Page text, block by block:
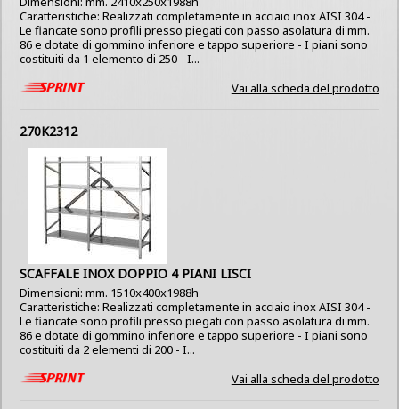
Caratteristiche: Realizzati completamente in acciaio inox AISI 304 -
Le fiancate sono profili presso piegati con passo asolatura di mm.
86 e dotate di gommino inferiore e tappo superiore - I piani sono
costituiti da 1 elemento di 250 - I...
Vai alla scheda del prodotto
270K2312
SCAFFALE INOX DOPPIO 4 PIANI LISCI
Dimensioni: mm. 1510x400x1988h
Caratteristiche: Realizzati completamente in acciaio inox AISI 304 -
Le fiancate sono profili presso piegati con passo asolatura di mm.
86 e dotate di gommino inferiore e tappo superiore - I piani sono
costituiti da 2 elementi di 200 - I...
Vai alla scheda del prodotto